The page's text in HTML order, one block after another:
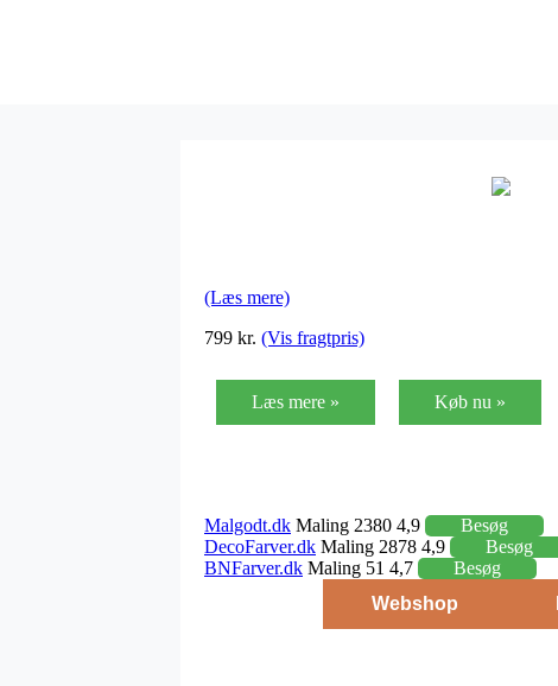
(Læs mere)
799 kr. (Vis fragtpris)
Læs mere » Køb nu »
Malgodt.dk Maling 2380 4,9
Besøg
DecoFarver.dk Maling 2878 4,9
Besøg
BNFarver.dk Maling 51 4,7
Besøg
Webshop